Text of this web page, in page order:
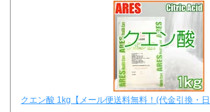
クエン酸 1kg【メール便送料無料！(代金引換・日